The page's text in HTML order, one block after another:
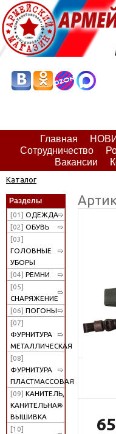
Главная
Сотрудничество
Вакансии
Каталог
Разделы
[01] ОДЕЖДА
[02] ОБУВЬ
[03]
ГОЛОВНЫЕ
УБОРЫ
[04] РЕМНИ
[05]
СНАРЯЖЕНИЕ
[06] ПОГОНЫ
[07]
ФУРНИТУРА
МЕТАЛЛИЧЕСКАЯ
[08]
ФУРНИТУРА
ПЛАСТМАССОВАЯ
[09] КАНИТЕЛЬ,
КАНИТЕЛЬНАЯ
ВЫШИВКА
[10]